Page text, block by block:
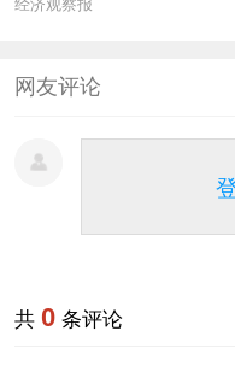
经济观察报
网友评论
共 0 条评论